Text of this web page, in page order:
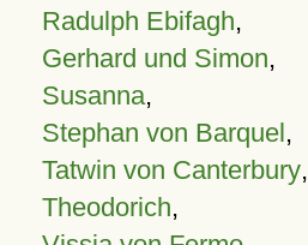
Radulph Ebifagh,
Gerhard und Simon,
Susanna,
Stephan von Barquel,
Tatwin von Canterbury,
Theodorich,